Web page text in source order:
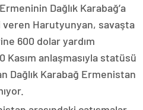
Dağlık Karabağ’a
Harutyunyan, savaşta
600 dolar yardım
Kasım anlaşmasıyla statüsü
Dağlık Karabağ Ermenistan